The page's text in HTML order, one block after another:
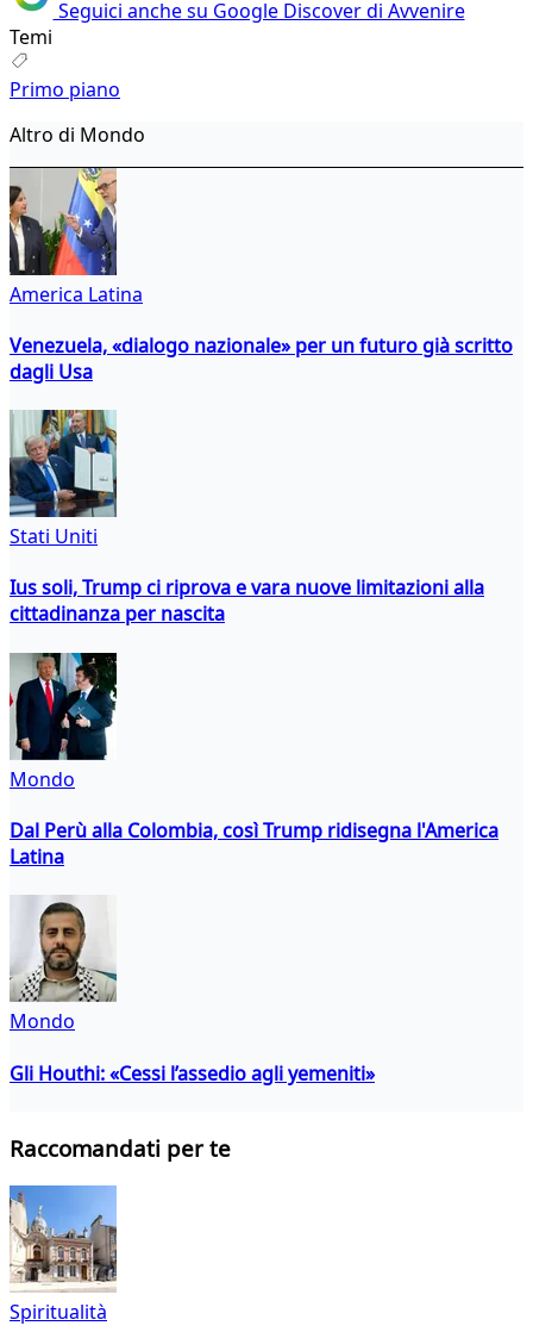
Seguici anche su Google Discover di Avvenire
Temi
Primo piano
Altro di Mondo
America Latina
Venezuela, «dialogo nazionale» per un futuro già scritto
dagli Usa
Stati Uniti
Ius soli, Trump ci riprova e vara nuove limitazioni alla
cittadinanza per nascita
Mondo
Dal Perù alla Colombia, così Trump ridisegna l'America
Latina
Mondo
Gli Houthi: «Cessi l’assedio agli yemeniti»
Raccomandati per te
Spiritualità